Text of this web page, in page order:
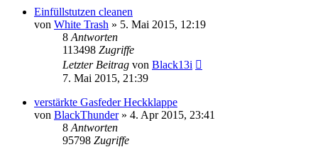
Einfüllstutzen cleanen
von White Trash » 5. Mai 2015, 12:19
8 Antworten
113498 Zugriffe
Letzter Beitrag von Black13i
7. Mai 2015, 21:39
verstärkte Gasfeder Heckklappe
von BlackThunder» 4. Apr 2015, 23:41
8 Antworten
95798 Zugriffe